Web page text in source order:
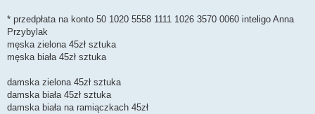
* przedpłata na konto 50 1020 5558 1111 1026 3570 0060 inteligo Anna
Przybylak
męska zielona 45zł sztuka
męska biała 45zł sztuka
damska zielona 45zł sztuka
damska biała 45zł sztuka
damska biała na ramiączkach 45zł